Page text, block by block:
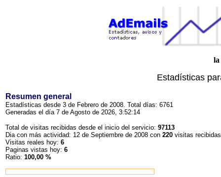
la
Estadísticas
Resumen general
Estadísticas desde 3 de Febrero de 2008. Total días: 6761
Generadas el día 7 de Agosto de 2026, 3:52:14
Total de visitas recibidas desde el inicio del servicio: 97113
Dia con más actividad: 12 de Septiembre de 2008 con 220 visitas
Visitas reales hoy: 6
Paginas vistas hoy: 6
Ratio: 100,00 %